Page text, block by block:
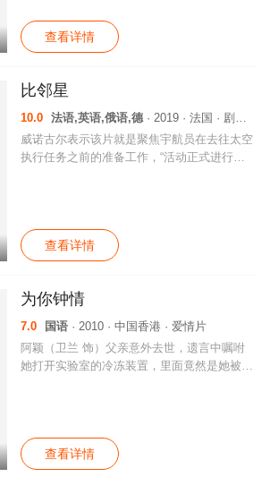
查看详情
比邻星
10.0 法语,英语,俄语,德· 2019 · 法国 · 剧情片
威诺古尔表示该片就是聚焦宇航员在去往太空
执行任务之前的准备工作，“活动正式进行之
准备来适应环境，是关于你如何将恐惧与疼痛
安置于生命之上的概念。我们意图是将其造成
一个超级女英雄兼普通母亲的角色，母亲这一
性不仅可以是一位母亲，还可以成为一位伟大
的宇航员。”该故事基于威诺古尔本人同自己
女儿的分离经历，伊娃·格林将会接受法国宇
航员托马斯·佩斯凯的培训。
查看详情
为你钟情
7.0 国语 · 2010 · 中国香港 · 爱情片
阿颖（卫兰 饰）父亲意外去世，遗言中嘱咐
她打开实验室的冷冻装置，里面竟然是她被冰
沉浸在回忆中，和她年轻时代恋人——阿颖的
生父张伟杰（李治廷 饰）度过的甜蜜时光历
历在目，二个年轻人共同喜欢哥哥张国荣，阿
查看详情